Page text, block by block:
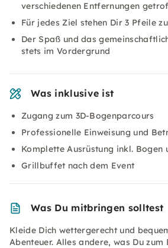
verschiedenen Entfernungen
Für jedes Ziel stehen Dir 3 Pfeile
Der Spaß und das
stets im Vordergrund
Was inklusive ist
Zugang zum 3D-Bogenparcours
Professionelle Einweisung und
Komplette Ausrüstung inkl. Bogen
Grillbuffet nach dem Event
Was Du mitbringen solltest
Kleide Dich wettergerecht und
Abenteuer. Alles andere, was Du zum